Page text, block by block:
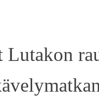
Lutakon